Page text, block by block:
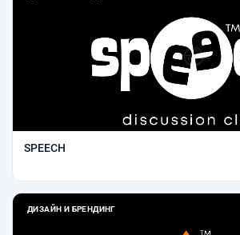
SPEECH
ДИЗАЙН И БРЕНДИНГ